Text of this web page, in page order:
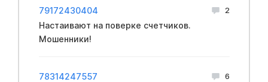
79172430404 2
Настаивают на поверке счетчиков.
Мошенники!
78314247557 6